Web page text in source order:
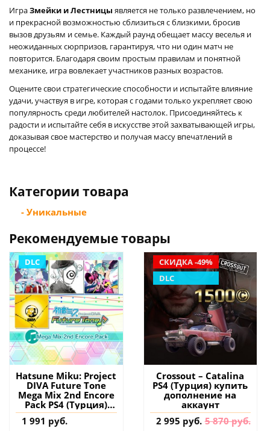
ИграЗмейки и Лестницы является не только развлечением, но
и прекрасной возможностью сблизиться с близкими, бросив
вызов друзьям и семье. Каждый раунд обещает массу веселья и
неожиданных сюрпризов, гарантируя, что ни один матч не
повторится. Благодаря своим простым правилам и понятной
механике, игра вовлекает участников разных возрастов.
Оцените свои стратегические способности и испытайте влияние
удачи, участвуя в игре, которая с годами только укрепляет свою
популярность среди любителей настолок. Присоединяйтесь к
радости и испытайте себя в искусстве этой захватывающей игры,
доказывая свое мастерство и получая массу впечатлений в
процессе!
Категории товара
- Уникальные
Рекомендуемые товары
DLC
Hatsune Miku: Project
DIVA Future Tone
Mega Mix 2nd Encore
Pack PS4 (Турция)
купить дополнение
на аккаунт
1 991 руб.
СКИДКА -49%
DLC
Crossout – Catalina
PS4 (Турция) купить
дополнение на
аккаунт
2 995 руб. 5 870 руб.